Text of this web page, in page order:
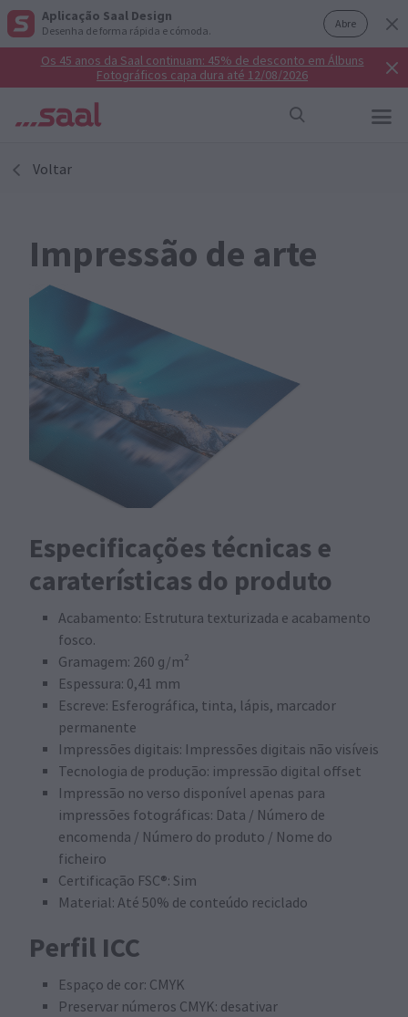
Aplicação Saal Design
Desenha de forma rápida e cómoda. Abre
Os 45 anos da Saal continuam: 45% de desconto em Álbuns
Fotográficos capa dura até 12/08/2026
Voltar
Impressão de arte
Especificações técnicas e
caraterísticas do produto
Acabamento: Estrutura texturizada e acabamento
fosco.
Gramagem: 260 g/m²
Espessura: 0,41 mm
Escreve: Esferográfica, tinta, lápis, marcador
permanente
Impressões digitais: Impressões digitais não visíveis
Tecnologia de produção: impressão digital offset
Impressão no verso disponível apenas para
impressões fotográficas: Data / Número de
encomenda / Número do produto / Nome do
ficheiro
Certificação FSC®: Sim
Material: Até 50% de conteúdo reciclado
Perfil ICC
Espaço de cor: CMYK
Preservar números CMYK: desativar